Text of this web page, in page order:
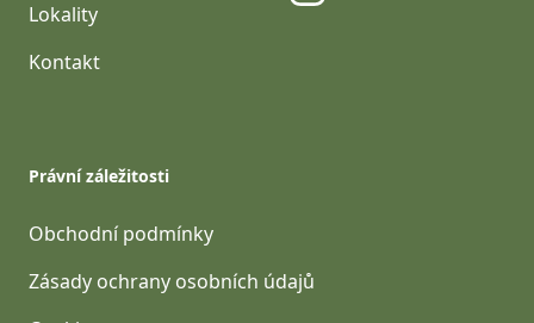
Lokality
Kontakt
Právní záležitosti
Obchodní podmínky
Zásady ochrany osobních údajů